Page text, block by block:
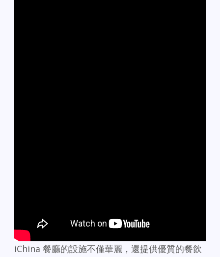
iChina 餐廳的設施不僅華麗，還提供優質的餐飲